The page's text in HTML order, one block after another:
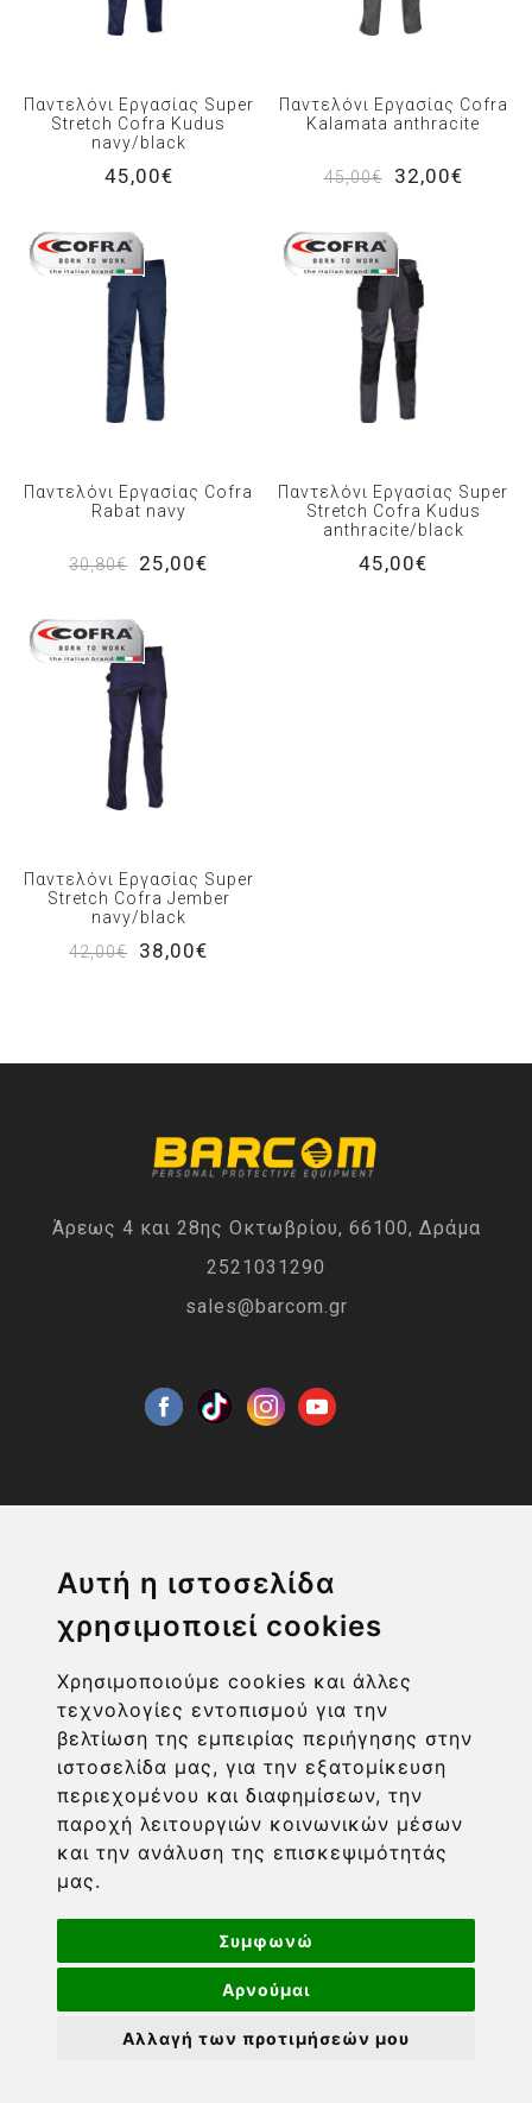
Αυτή η ιστοσελίδα
χρησιμοποιεί cookies
Χρησιμοποιούμε cookies και άλλες
τεχνολογίες εντοπισμού για την
βελτίωση της εμπειρίας περιήγησης στην
ιστοσελίδα μας, για την εξατομίκευση
περιεχομένου και διαφημίσεων, την
παροχή λειτουργιών κοινωνικών μέσων
και την ανάλυση της επισκεψιμότητάς
μας.
Συμφωνώ
Αρνούμαι
Αλλαγή των προτιμήσεών μου
Παντελόνι Εργασίας Super
Stretch Cofra Kudus
navy/black
45,00€
Παντελόνι Εργασίας Cofra
Kalamata anthracite
45,00€ 32,00€
Παντελόνι Εργασίας Cofra
Rabat navy
30,80€ 25,00€
Παντελόνι Εργασίας Super
Stretch Cofra Kudus
anthracite/black
45,00€
Παντελόνι Εργασίας Super
Stretch Cofra Jember
navy/black
42,00€
38,00€
Άρεως 4 και 28ης Οκτωβρίου, 66100, Δράμα
2521031290
sales@barcom.gr
ΧΡΗΣΙΜΑ LINKS
ΠΛΗΡΟΦΟΡΙΕΣ ΧΡΗΣΤΗ
Powered by nopCommerce- Developed by
Πνευματική ιδιοκτησία © 2026 Barcom. Διατηρούνται όλα
τα πνευματικά δικαιώματα. Οι τιμές περιλαμβάνουν ΦΠΑ.